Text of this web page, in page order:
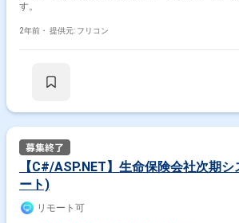
す。
2年前・ 提供元: フリコン
【C#/ASP.NET】生命保険会社次期
ート)
リモート可